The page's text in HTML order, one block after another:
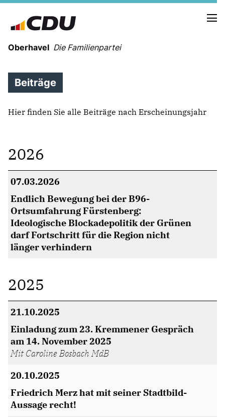
Oberhavel Die Familienpartei
TERMINE
VEREINIGUNGEN
Leitprogramm der CDU Oberhavel
BILDER
Beiträge
Hier finden Sie alle Beiträge nach Erscheinungsjahr
2026
07.03.2026
Endlich Bewegung bei der B96-
Ortsumfahrung Fürstenberg:
Ideologische Blockadepolitik der Grünen
darf Fortschritt für die Region nicht
länger verhindern
2025
21.10.2025
Einladung zum 23. Kremmener Gespräch
am 14. November 2025
Mit Caroline Bosbach MdB
20.10.2025
Friedrich Merz hat mit seiner Stadtbild-
Aussage recht!